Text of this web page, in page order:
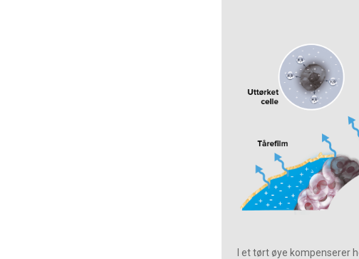
I et tørt øye kompenserer